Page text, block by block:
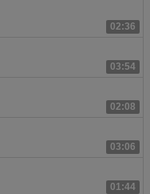
02:36
03:54
02:08
03:06
01:44